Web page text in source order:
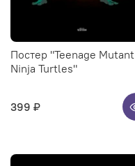
Постер "Teenage Mutant
Ninja Turtles"
399 ₽